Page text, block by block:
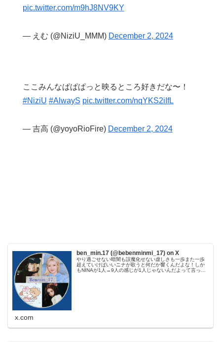
pic.twitter.com/m9hJ8NV9KY
— えむ (@NiziU_MMM) December 2, 2024
ここみんなぱぱぱっと映るところ好きだな〜！
#NiziU #AlwayS pic.twitter.com/nqYKS2iIfL
— 吉高 (@yoyoRioFire) December 2, 2024
ben_min.17 (@bebenminmi_17) on X
やり過ごせない暗闇も誤魔化せない虚しさも一歩また一歩
超えていけばいいニナが歌うと何だか響くんだよな！しか
もNINAが1人→9人の感じが1人じゃないんだよって言って
x.com